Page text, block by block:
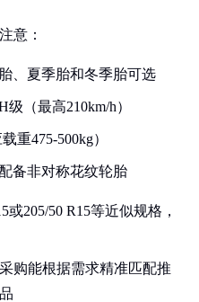
意：
、夏季胎和冬季胎可选
级（最高210km/h）
重475-500kg）
备非对称花纹轮胎
205/50 R15等近似规格，
购能根据需求精准匹配推